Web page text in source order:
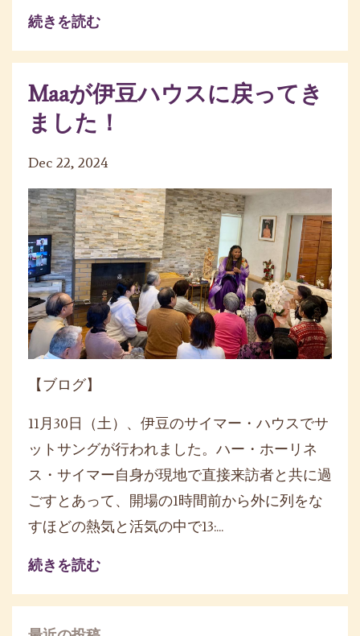
続きを読む
Maaが伊豆ハウスに戻ってき
ました！
Dec 22, 2024
【ブログ】
11月30日（土）、伊豆のサイマー・ハウスでサ
ットサングが行われました。ハー・ホーリネ
ス・サイマー自身が現地で直接来訪者と共に過
ごすとあって、開場の1時間前から外に列をな
すほどの熱気と活気の中で13:...
続きを読む